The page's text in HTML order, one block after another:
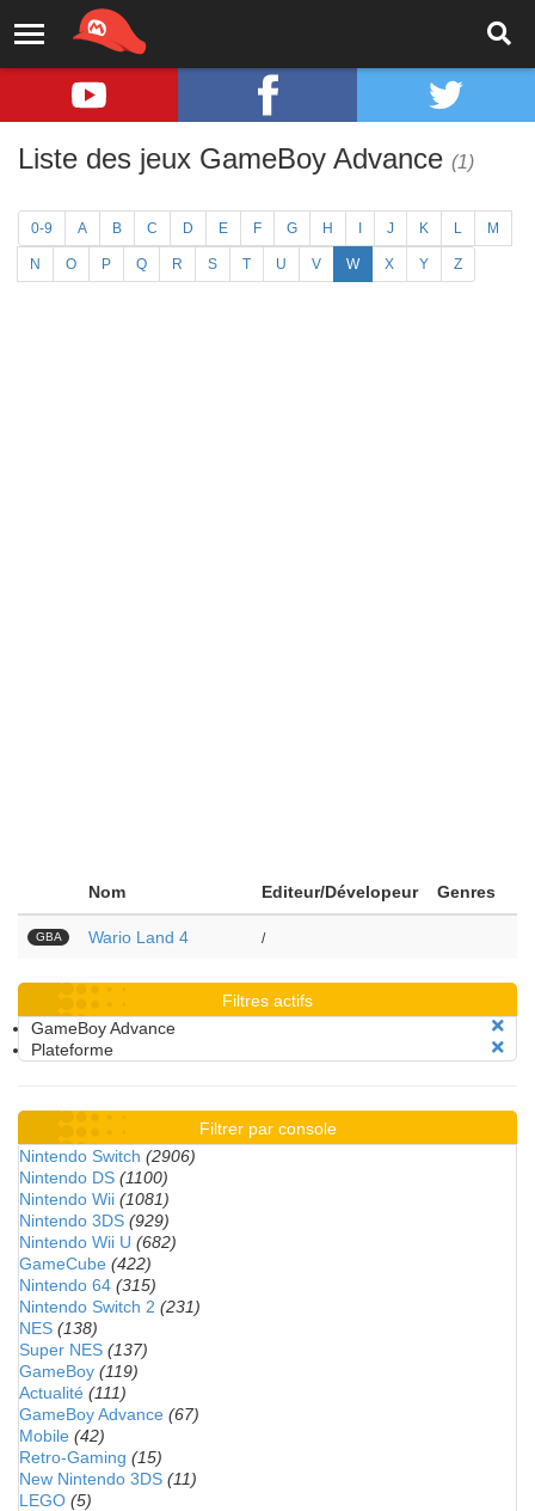
Liste des jeux GameBoy Advance (1)
0-9 A B C D E F G H J K L M
N O P Q R S T U V W X Y Z
Nom Editeur/Dévelopeur Genres
GBA Wario Land 4 /
Filtres actifs
GameBoy Advance
Plateforme
Filtrer par console
Nintendo Switch (2906)
Nintendo DS (1100)
Nintendo Wii (1081)
Nintendo 3DS (929)
Nintendo Wii U (682)
GameCube (422)
Nintendo 64 (315)
Nintendo Switch 2 (231)
NES (138)
Super NES (137)
GameBoy (119)
Actualité (111)
GameBoy Advance (67)
Mobile (42)
Retro-Gaming (15)
New Nintendo 3DS (11)
LEGO (5)